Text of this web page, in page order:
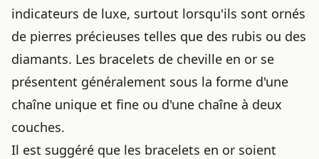
indicateurs de luxe, surtout lorsqu'ils sont ornés
de pierres précieuses telles que des rubis ou des
diamants. Les bracelets de cheville en or se
présentent généralement sous la forme d'une
chaîne unique et fine ou d'une chaîne à deux
couches.
Il est suggéré que les bracelets en or soient